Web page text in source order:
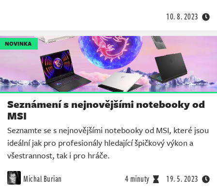
10. 8. 2023
NOVINKA
Seznámení s nejnovějšími notebooky od
MSI
Seznamte se s nejnovějšími notebooky od MSI, které jsou
ideální jak pro profesionály hledající špičkový výkon a
všestrannost, tak i pro hráče.
Michal Burian 4 minuty 19. 5. 2023